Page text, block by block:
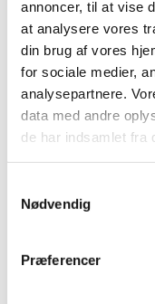
annoncer, til at vise
at analysere vores
din brug af vores
for sociale medier,
analysepartnere.
data med andre
de har indsamlet fra
Nødvendig
Præferencer
Ændringer på
der håndterer
|10. januar 2023|
ændringer på
EMA
revurderes
Frem til 31. marts
hvordan naturen